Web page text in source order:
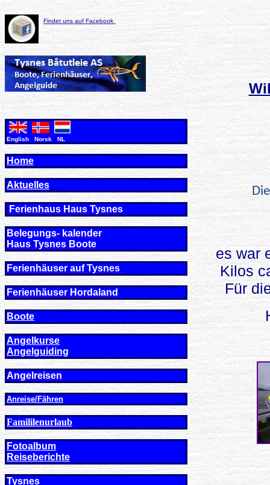
Findet uns auf Facebook
English Norsk NL
Home
Aktuelles
Ferienhaus Haus Tysnes
Belegungs- kalender
Haus Tysnes Boote
Ferienhäuser auf Tysnes
Ferienhäuser Hordaland
Boote
Angelkurse
Angel guiding
Angelreisen
Anreise/Fähren
Famililenurlaub
Fotoalbum
Reiseberichte
Tysnes
es war
Kilos
Für